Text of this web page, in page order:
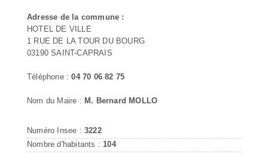
Adresse de la commune :
HOTEL DE VILLE
1 RUE DE LA TOUR DU BOURG
03190 SAINT-CAPRAIS
Téléphone :04 70 06 82 75
Nom du Maire : M. Bernard MOLLO
Numéro Insee : 3222
Nombre d'habitants : 104